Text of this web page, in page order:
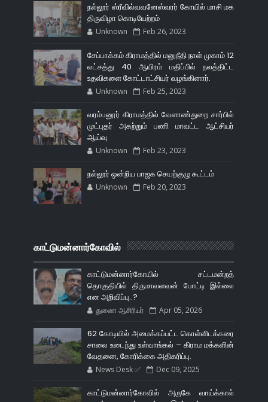
நல்லூர் ஸ்ரீவில்வவனேஸ்வரர் கோயில் மாசி மக
திருவிழா கொடியேற்றம்
Unknown Feb 26, 2023
சேப்பாக்கம் கிராமத்தில் மனுநீதி நாள் முகாம் 12
லட்சத்து 40 ஆயிரம் மதிப்பில் நலத்திட்ட
உதவிகளை கோட்டாட்சியர் வழங்கினார்.
Unknown Feb 25, 2023
வரம்பனூர் கிராமத்தில் வேளாண்துறை சார்பில்
முட்புதர் அகற்றும் பணி மாவட்ட ஆட்சியர்
ஆய்வு
Unknown Feb 23, 2023
நல்லூர் ஒன்றிய பாஜக செயற்குழு கூட்டம்
Unknown Feb 20, 2023
காட்டுமன்னார்கோவில்
காட்டுமன்னார்கோயில் சட்டமன்றத்
தொகுதியில் திருமாவளவன் போட்டி இல்லை
என அறிவிப்பு..?
துணை ஆசிரியர் Apr 05, 2026
62 கோடியில் அமைக்கப்பட்ட கொள்ளிடக்கரை
சாலை உடைந்து உள்வாங்கல் – கிராம மக்களின்
வேதனை, கோரிக்கை அதிகரிப்பு.
News Desk ✅ Dec 09, 2025
காட்டுமன்னார்கோவில் அருகே வாய்க்கால்